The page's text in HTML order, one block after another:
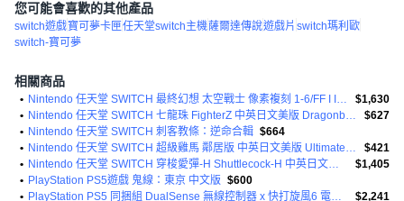
您可能會喜歡的其他產品
switch遊戲寶可夢卡匣任天堂switch主機薩爾達傳說遊戲片 switch瑪利歐
switch-寶可夢
相關商品
• Nintendo 任天堂 SWITCH 最終幻想 太空戰士 像素複刻 1-6/FF I II III IV合輯 中英日文歐版
$1,630
•
Nintendo 任天堂 SWITCH 七龍珠 FighterZ 中英日文美版 Dragonball Fighter Z
$627
• Nintendo 任天堂 SWITCH 刺客教條：逆命合輯 $664
•
Nintendo 任天堂 SWITCH 超級雞馬 鄰居版 中英日文美版 Ultimate Chicken
$421
•
Nintendo 任天堂 SWITCH 穿梭愛彈-H Shuttlecock-H 中英日文歐版
$1,405
• PlayStation PS5遊戲 鬼線：東京 中文版 $600
•
PlayStation PS5 同捆組 DualSense 無線控制器 x 快打旋風6 電競格鬥組 保護級
$2,241